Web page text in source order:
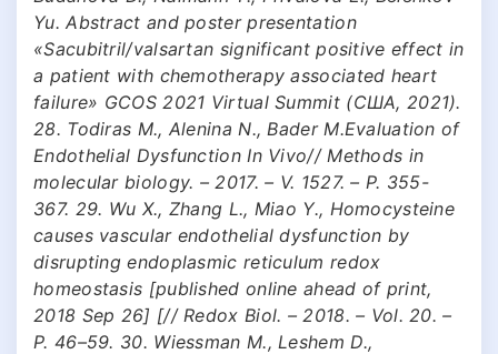
Yu. Abstract and poster presentation
«Sacubitril/valsartan significant positive effect in
a patient with chemotherapy associated heart
failure» GCOS 2021 Virtual Summit (США, 2021).
28. Todiras M., Alenina N., Bader M.Evaluation of
Endothelial Dysfunction In Vivo// Methods in
molecular biology. – 2017. – V. 1527. – P. 355-
367. 29. Wu X., Zhang L., Miao Y., Homocysteine
causes vascular endothelial dysfunction by
disrupting endoplasmic reticulum redox
homeostasis [published online ahead of print,
2018 Sep 26] [// Redox Biol. – 2018. – Vol. 20. –
P. 46–59. 30. Wiessman M., Leshem D.,